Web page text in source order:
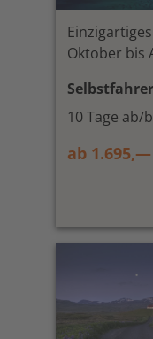
Oktober bis
10 Tage ab/
ab